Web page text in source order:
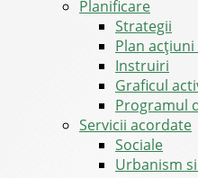
Planificare
Strategii
Plan
Instruiri
Graficul
Programul
Servicii acordate
Sociale
Urbanism